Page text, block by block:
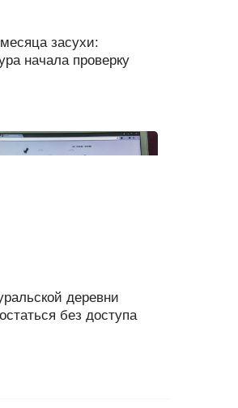
засухи:
начала проверку
деревни
без доступа